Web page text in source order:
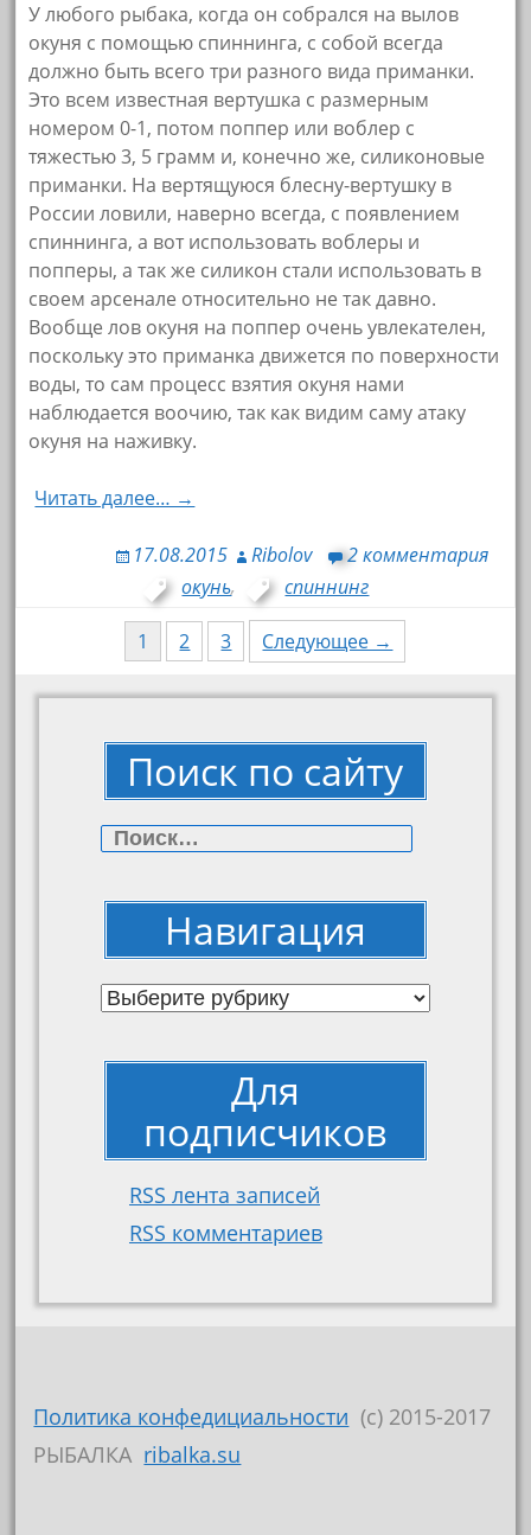
У любого рыбака, когда он собрался на вылов
окуня с помощью спиннинга, с собой всегда
должно быть всего три разного вида приманки.
Это всем известная вертушка с размерным
номером 0-1, потом поппер или воблер с
тяжестью 3, 5 грамм и, конечно же, силиконовые
приманки. На вертящуюся блесну-вертушку в
России ловили, наверно всегда, с появлением
спиннинга, а вот использовать воблеры и
попперы, а так же силикон стали использовать в
своем арсенале относительно не так давно.
Вообще лов окуня на поппер очень увлекателен,
поскольку это приманка движется по поверхности
воды, то сам процесс взятия окуня нами
наблюдается воочию, так как видим саму атаку
окуня на наживку.
Читать далее… →
17.08.2015 Ribolov
2 комментария
окунь, спиннинг
Навигация по записям
1 2 3 Следующее →
Поиск по сайту
Найти:
Навигация
Навигация
Для
подписчиков
RSS лента записей
RSS комментариев
Политика конфедициальности (c) 2015-2017
РЫБАЛКА ribalka.su